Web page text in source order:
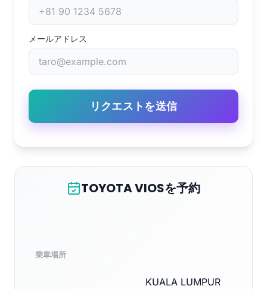
メールアドレス
リクエストを送信
TOYOTA VIOSを予約